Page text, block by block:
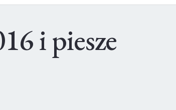
i piesze